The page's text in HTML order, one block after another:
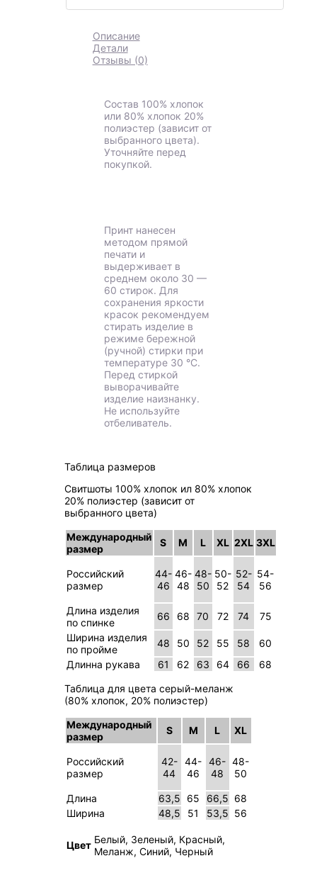
Описание
Детали
Отзывы (0)
Состав 100% хлопок
или 80% хлопок 20%
полиэстер (зависит от
выбранного цвета).
Уточняйте перед
покупкой.
Принт нанесен
методом прямой
печати и
выдерживает в
среднем около 30 —
60 стирок. Для
сохранения яркости
красок рекомендуем
стирать изделие в
режиме бережной
(ручной) стирки при
температуре 30 °C.
Перед стиркой
выворачивайте
изделие наизнанку.
Не используйте
отбеливатель.
Таблица размеров
Свитшоты 100% хлопок ил 80% хлопок
20% полиэстер (зависит от
выбранного цвета)
Международный
размер
S M L XL 2XL 3XL
Российский
размер
44-
46
46-
48
48-
50
50-
52
52-
54
54-
56
Длина изделия
по спинке
66 68 70 72 74
75
Ширина изделия
по пройме
48 50 52 55 58
60
Длинна рукава
61 62 63 64 66
68
Таблица для цвета серый-меланж
(80% хлопок, 20% полиэстер)
Международный
размер
S M L XL
Российский
размер
42-
44
44-
46
46-
48
48-
50
Длина 63,5 65 66,5 68
Ширина
48,5 51 53,5 56
Цвет Белый, Зеленый, Красный,
Меланж, Синий, Черный